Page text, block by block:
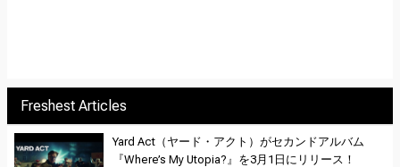
Freshest Articles
Yard Act（ヤード・アクト）がセカンドアルバム
『Where’s My Utopia?』を3月1日にリリース！